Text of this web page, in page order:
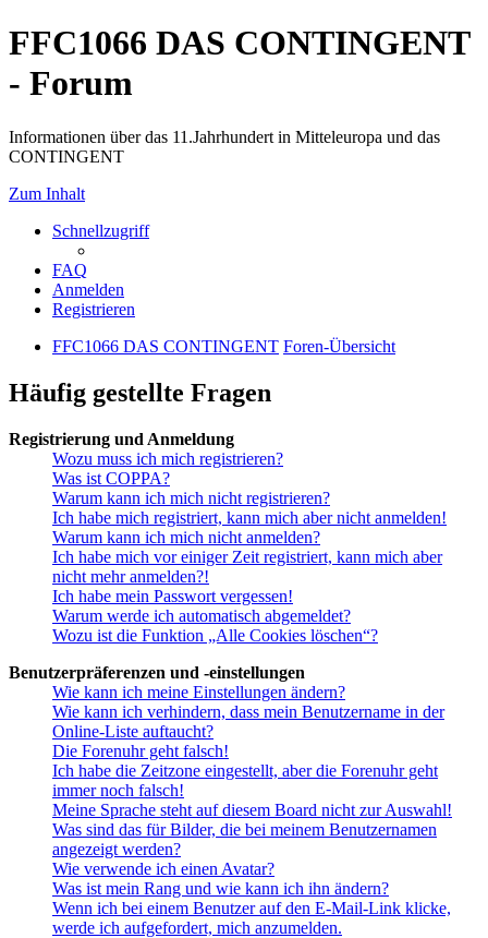
FFC1066 DAS CONTINGENT
- Forum
Informationen über das 11.Jahrhundert in Mitteleuropa und das
CONTINGENT
Zum Inhalt
Schnellzugriff
FAQ
Anmelden
Registrieren
FFC1066 DAS CONTINGENT Foren-Übersicht
Häufig gestellte Fragen
Registrierung und Anmeldung
Wozu muss ich mich registrieren?
Was ist COPPA?
Warum kann ich mich nicht registrieren?
Ich habe mich registriert, kann mich aber nicht anmelden!
Warum kann ich mich nicht anmelden?
Ich habe mich vor einiger Zeit registriert, kann mich aber
nicht mehr anmelden?!
Ich habe mein Passwort vergessen!
Warum werde ich automatisch abgemeldet?
Wozu ist die Funktion „Alle Cookies löschen“?
Benutzerpräferenzen und -einstellungen
Wie kann ich meine Einstellungen ändern?
Wie kann ich verhindern, dass mein Benutzername in der
Online-Liste auftaucht?
Die Forenuhr geht falsch!
Ich habe die Zeitzone eingestellt, aber die Forenuhr geht
immer noch falsch!
Meine Sprache steht auf diesem Board nicht zur Auswahl!
Was sind das für Bilder, die bei meinem Benutzernamen
angezeigt werden?
Wie verwende ich einen Avatar?
Was ist mein Rang und wie kann ich ihn ändern?
Wenn ich bei einem Benutzer auf den E-Mail-Link klicke,
werde ich aufgefordert, mich anzumelden.